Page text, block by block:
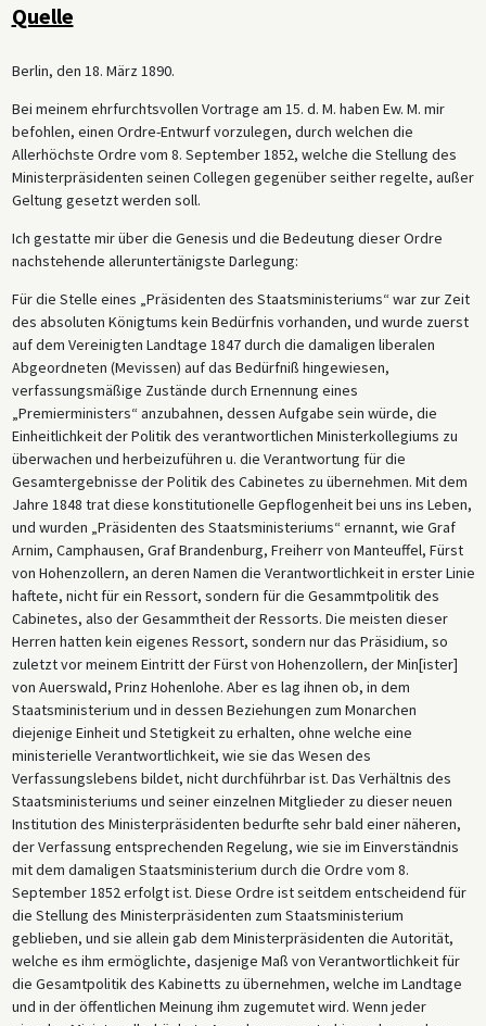
Quelle
Berlin, den 18. März 1890.
Bei meinem ehrfurchtsvollen Vortrage am 15. d. M. haben Ew. M. mir
befohlen, einen Ordre-Entwurf vorzulegen, durch welchen die
Allerhöchste Ordre vom 8. September 1852, welche die Stellung des
Ministerpräsidenten seinen Collegen gegenüber seither regelte, außer
Geltung gesetzt werden soll.
Ich gestatte mir über die Genesis und die Bedeutung dieser Ordre
nachstehende alleruntertänigste Darlegung:
Für die Stelle eines „Präsidenten des Staatsministeriums“ war zur Zeit
des absoluten Königtums kein Bedürfnis vorhanden, und wurde zuerst
auf dem Vereinigten Landtage 1847 durch die damaligen liberalen
Abgeordneten (Mevissen) auf das Bedürfniß hingewiesen,
verfassungsmäßige Zustände durch Ernennung eines
„Premierministers“ anzubahnen, dessen Aufgabe sein würde, die
Einheitlichkeit der Politik des verantwortlichen Ministerkollegiums zu
überwachen und herbeizuführen u. die Verantwortung für die
Gesamtergebnisse der Politik des Cabinetes zu übernehmen. Mit dem
Jahre 1848 trat diese konstitutionelle Gepflogenheit bei uns ins Leben,
und wurden „Präsidenten des Staatsministeriums“ ernannt, wie Graf
Arnim, Camphausen, Graf Brandenburg, Freiherr von Manteuffel, Fürst
von Hohenzollern, an deren Namen die Verantwortlichkeit in erster Linie
haftete, nicht für ein Ressort, sondern für die Gesammtpolitik des
Cabinetes, also der Gesammtheit der Ressorts. Die meisten dieser
Herren hatten kein eigenes Ressort, sondern nur das Präsidium, so
zuletzt vor meinem Eintritt der Fürst von Hohenzollern, der Min[ister]
von Auerswald, Prinz Hohenlohe. Aber es lag ihnen ob, in dem
Staatsministerium und in dessen Beziehungen zum Monarchen
diejenige Einheit und Stetigkeit zu erhalten, ohne welche eine
ministerielle Verantwortlichkeit, wie sie das Wesen des
Verfassungslebens bildet, nicht durchführbar ist. Das Verhältnis des
Staatsministeriums und seiner einzelnen Mitglieder zu dieser neuen
Institution des Ministerpräsidenten bedurfte sehr bald einer näheren,
der Verfassung entsprechenden Regelung, wie sie im Einverständnis
mit dem damaligen Staatsministerium durch die Ordre vom 8.
September 1852 erfolgt ist. Diese Ordre ist seitdem entscheidend für
die Stellung des Ministerpräsidenten zum Staatsministerium
geblieben, und sie allein gab dem Ministerpräsidenten die Autorität,
welche es ihm ermöglichte, dasjenige Maß von Verantwortlichkeit für
die Gesamtpolitik des Kabinetts zu übernehmen, welche im Landtage
und in der öffentlichen Meinung ihm zugemutet wird. Wenn jeder